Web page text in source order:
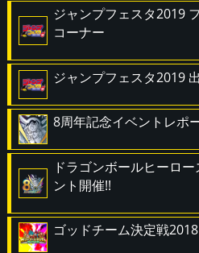
ジャンプフェスタ2019
コーナー
ジャンプフェスタ2019
8周年記念イベントレポ
ドラゴンボールヒーロ
ント開催!!
ゴッドチーム決定戦